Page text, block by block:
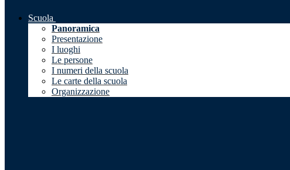
Scuola
Panoramica
Presentazione
I luoghi
Le persone
I numeri della scuola
Le carte della scuola
Organizzazione